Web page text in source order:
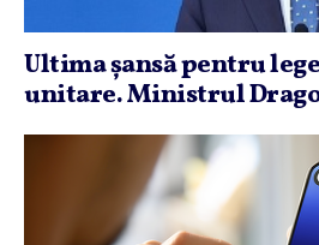
Ultima şansă pentru
unitare. Ministrul